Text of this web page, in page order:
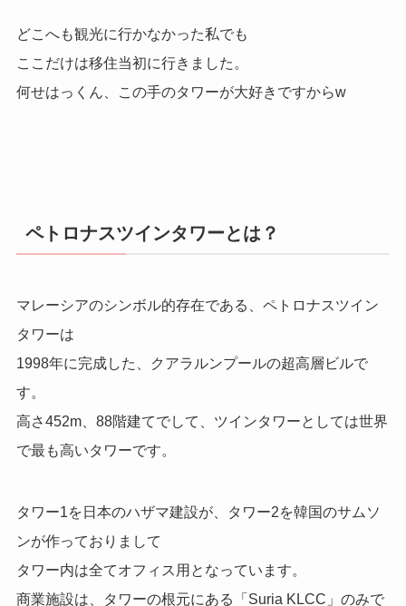
どこへも観光に行かなかった私でも
ここだけは移住当初に行きました。
何せはっくん、この手のタワーが大好きですからw
ペトロナスツインタワーとは？
マレーシアのシンボル的存在である、ペトロナスツイン
タワーは
1998年に完成した、クアラルンプールの超高層ビルで
す。
高さ452m、88階建てでして、ツインタワーとしては世界
で最も高いタワーです。
タワー1を日本のハザマ建設が、タワー2を韓国のサムソ
ンが作っておりまして
タワー内は全てオフィス用となっています。
商業施設は、タワーの根元にある「Suria KLCC」のみで